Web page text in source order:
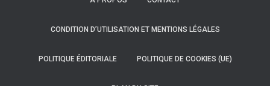
CONDITION D’UTILISATION ET MENTIONS LÉGALES
POLITIQUE ÉDITORIALE POLITIQUE DE COOKIES (UE)